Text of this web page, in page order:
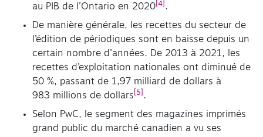
au PIB de l’Ontario en 2020 [4] .
De manière générale, les recettes du secteur de
l’édition de périodiques sont en baisse depuis un
certain nombre d’années. De 2013 à 2021, les
recettes d’exploitation nationales ont diminué de
50 %, passant de 1,97 milliard de dollars à
983 millions de dollars [5] .
Selon PwC, le segment des magazines imprimés
grand public du marché canadien a vu ses